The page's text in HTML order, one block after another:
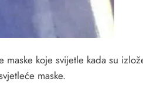
koje svijetle kada su
maske.